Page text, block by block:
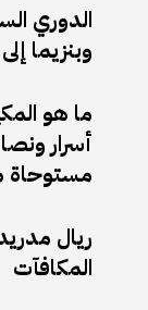
الدوري
وبنزيما
ما هو
أسرار
مستوحاة
ريال
المكافآت